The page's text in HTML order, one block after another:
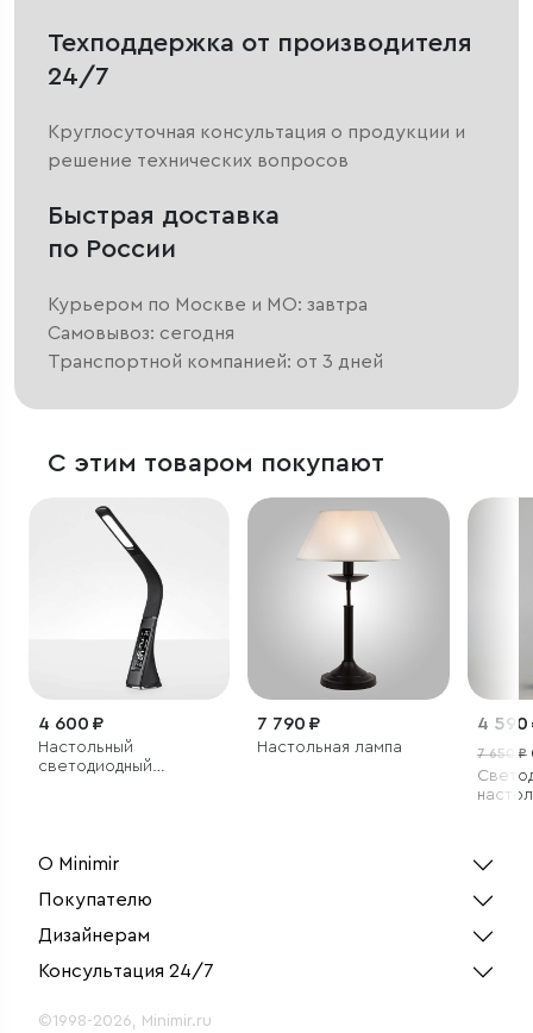
Техподдержка от производителя
24/7
Круглосуточная консультация о продукции и
решение технических вопросов
Быстрая доставка
по России
Курьером по Москве и МО: завтра
Самовывоз: сегодня
Транспортной компанией: от 3 дней
С этим товаром покупают
4 600 ₽
Настольный
светодиодный
7 790 ₽
Настольная лампа
4 590
7 650 ₽
О Minimir
Покупателю
Дизайнерам
Консультация 24/7
©1998-2026, Minimir.ru